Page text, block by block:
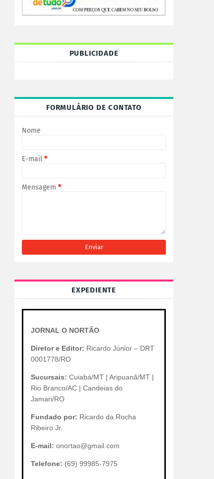
PUBLICIDADE
FORMULÁRIO DE CONTATO
Nome
E-mail *
Mensagem *
EXPEDIENTE
JORNAL O NORTÃO
Diretor e Editor: Ricardo Júnior – DRT
0001778/RO
Sucursais: Cuiabá/MT | Aripuanã/MT |
Rio Branco/AC | Candeias do
Jamari/RO
Fundado por: Ricardo da Rocha
Ribeiro Jr.
E-mail: onortao@gmail.com
Telefone: (69) 99985-7975